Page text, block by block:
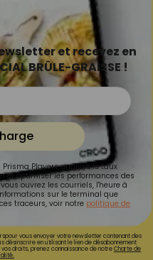
et recevez en
BRÛLE-GRAISSE !
Players analyse le taux
et optimiser les performances des
ouvrez les courriels, l'heure à
sur le terminal que
traceurs, voir notre politique de
vous envoyer votre newsletter contenant des
désinscrire en utilisant le lien de désabonnement
droits, prenez connaissance de notreCharte de